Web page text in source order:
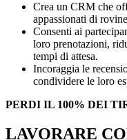
Crea un CRM che
appassionati di
Consenti ai
loro prenotazioni,
tempi di attesa.
Incoraggia le
condividere le loro
PERDI IL 100% DEI
LAVORARE